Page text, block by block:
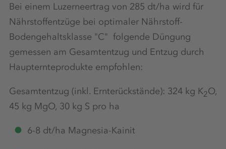
Bei einem Luzerneertrag von 285 dt/ha wird für
Nährstoffentzüge bei optimaler Nährstoff-
Bodengehaltsklasse "C" folgende Düngung
gemessen am Gesamtentzug und Entzug durch
Haupternteprodukte empfohlen:
Gesamtentzug (inkl. Ernterückstände): 324 kg K2O,
45 kg MgO, 30 kg S pro ha
6-8 dt/ha Magnesia-Kainit